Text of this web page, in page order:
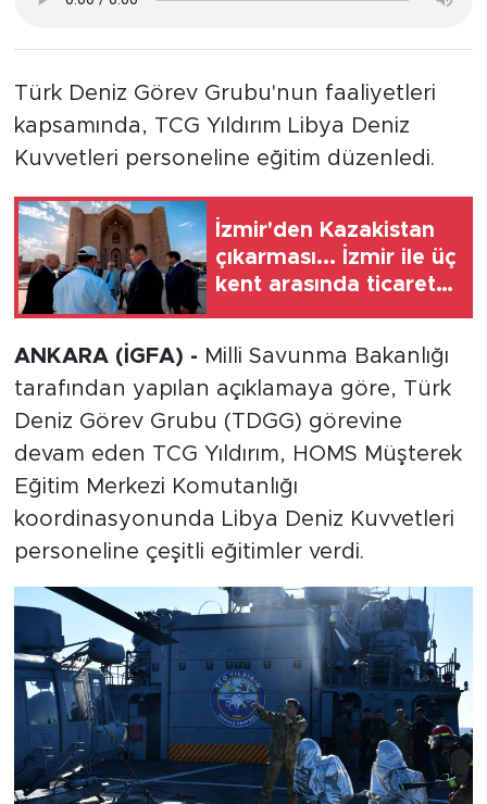
Türk Deniz Görev Grubu'nun faaliyetleri
kapsamında, TCG Yıldırım Libya Deniz
Kuvvetleri personeline eğitim düzenledi.
İzmir'den Kazakistan
çıkarması... İzmir ile üç
kent arasında ticaret
ANKARA (İGFA) - Milli Savunma Bakanlığı
tarafından yapılan açıklamaya göre, Türk
Deniz Görev Grubu (TDGG) görevine
devam eden TCG Yıldırım, HOMS Müşterek
Eğitim Merkezi Komutanlığı
koordinasyonunda Libya Deniz Kuvvetleri
personeline çeşitli eğitimler verdi.